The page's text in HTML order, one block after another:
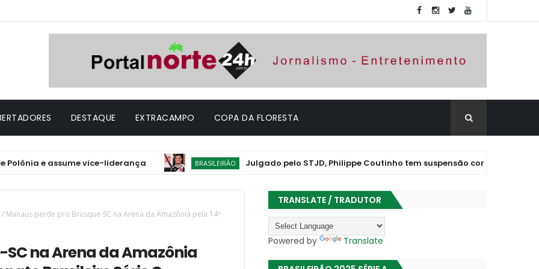
DESTAQUE EXTRACAMPO COPA DA FLORESTA
e assume vice-liderança BRASILEIRÃO Julgado pelo STJD, Philippe Coutinho tem suspensão convertida em
/ Manaus perde pro Brusque-SC na Arena da Amazônia pela 14ª
na Arena da Amazônia
TRANSLATE / TRADUTOR
Powered by Translate